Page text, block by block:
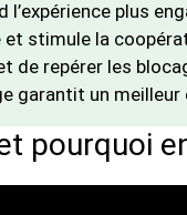
plus
stimule la
de repérer les
garantit un meilleur
pourquoi